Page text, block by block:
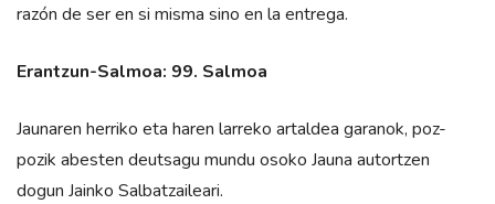
razón de ser en si misma sino en la entrega.
Erantzun-Salmoa: 99. Salmoa
Jaunaren herriko eta haren larreko artaldea garanok, poz-
pozik abesten deutsagu mundu osoko Jauna autortzen
dogun Jainko Salbatzaileari.